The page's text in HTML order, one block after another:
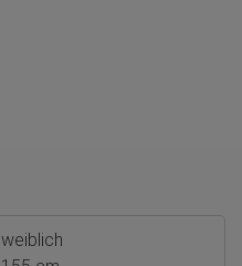
weiblich